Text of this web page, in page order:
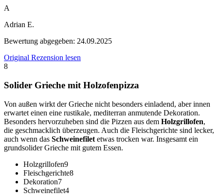
A
Adrian E.
Bewertung abgegeben: 24.09.2025
Original Rezension lesen
8
Solider Grieche mit Holzofenpizza
Von außen wirkt der Grieche nicht besonders einladend, aber innen
erwartet einen eine rustikale, mediterran anmutende Dekoration.
Besonders hervorzuheben sind die Pizzen aus dem Holzgrillofen,
die geschmacklich überzeugen. Auch die Fleischgerichte sind lecker,
auch wenn das Schweinefilet etwas trocken war. Insgesamt ein
grundsolider Grieche mit gutem Essen.
Holzgrillofen9
Fleischgerichte8
Dekoration7
Schweinefilet4